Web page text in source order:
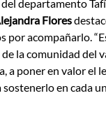
departamento
Flores
por acompañarlo.
la comunidad del
a poner en valor el
en cada